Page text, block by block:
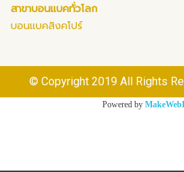
สาขาบอนแบคทั่วโลก
บอนแบคสิงคโปร์
© Copyright 2019 All Rights
Powered by